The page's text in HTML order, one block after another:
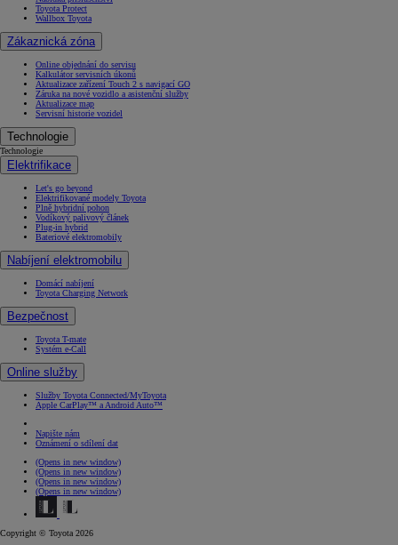
Toyota Protect
Wallbox Toyota
Zákaznická zóna
Online objednání do servisu
Kalkulátor servisních úkonů
Aktualizace zařízení Touch 2 s navigací GO
Záruka na nové vozidlo a asistenční služby
Aktualizace map
Servisní historie vozidel
Technologie
Technologie
Elektrifikace
Let's go beyond
Elektrifikované modely Toyota
Plně hybridní pohon
Vodíkový palivový článek
Plug-in hybrid
Bateriové elektromobily
Nabíjení elektromobilu
Domácí nabíjení
Toyota Charging Network
Bezpečnost
Toyota T-mate
Systém e-Call
Online služby
Služby Toyota Connected/MyToyota
Apple CarPlay™ a Android Auto™
Napište nám
Oznámení o sdílení dat
(Opens in new window)
(Opens in new window)
(Opens in new window)
(Opens in new window)
Copyright © Toyota 2026